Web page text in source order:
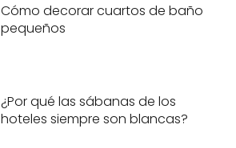
Cómo decorar cuartos de baño
pequeños
¿Por qué las sábanas de los
hoteles siempre son blancas?